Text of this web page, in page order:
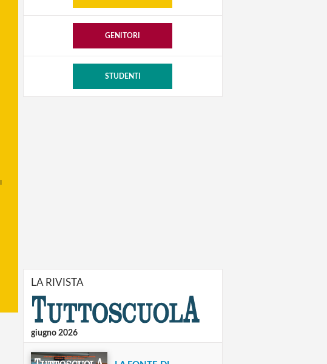
GENITORI
STUDENTI
LA RIVISTA
giugno 2026